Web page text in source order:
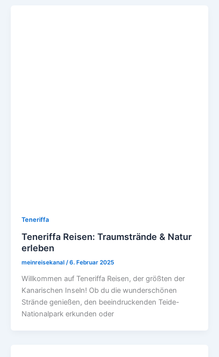
Teneriffa
Teneriffa Reisen: Traumstrände & Natur
erleben
meinreisekanal/6. Februar 2025
Willkommen auf Teneriffa Reisen, der größten der
Kanarischen Inseln! Ob du die wunderschönen
Strände genießen, den beeindruckenden Teide-
Nationalpark erkunden oder